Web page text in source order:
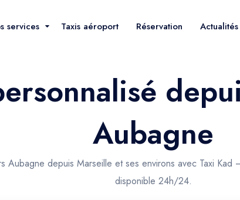
services Taxis aéroport Réservation
Aubagne
Aubagne depuis Marseille et ses environs avec Taxi
disponible 24h/24.